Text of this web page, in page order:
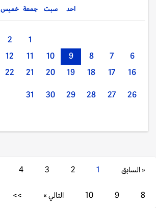
خميس جمعة سبت احد
1
2
6
7
8
9
10
11
12
16
17
18
19
20
21
22
26
27
28
29
30
31
« السابق 1
2
3
4
8
9
10 التالي » >>